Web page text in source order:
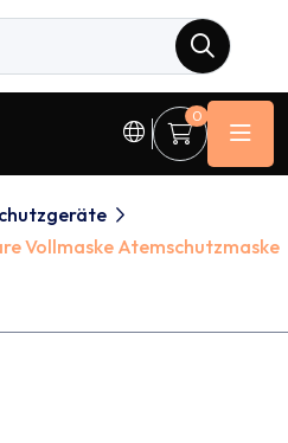
0
Vollmaske Atemschutzmaske